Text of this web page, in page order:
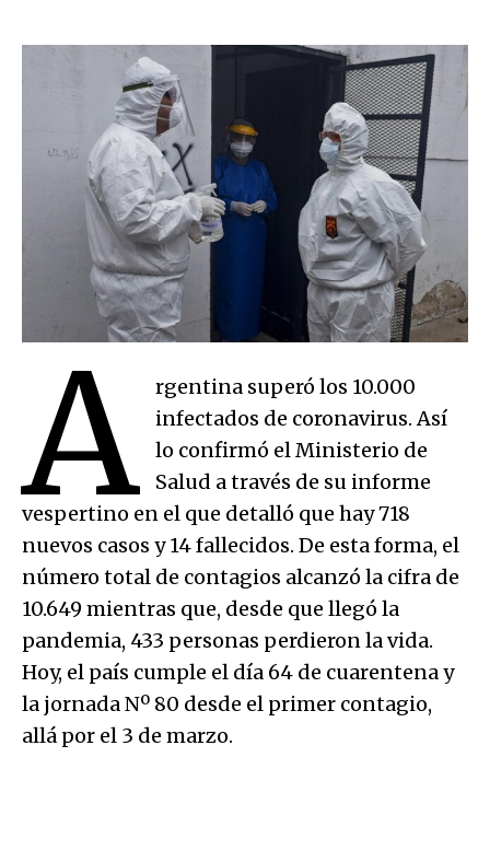
A
rgentina superó los 10.000
infectados de coronavirus. Así
lo confirmó el Ministerio de
Salud a través de su informe
vespertino en el que detalló que hay 718
nuevos casos y 14 fallecidos. De esta forma, el
número total de contagios alcanzó la cifra de
10.649 mientras que, desde que llegó la
pandemia, 433 personas perdieron la vida.
Hoy, el país cumple el día 64 de cuarentena y
la jornada Nº 80 desde el primer contagio,
allá por el 3 de marzo.